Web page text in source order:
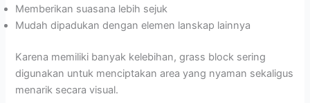
Memberikan suasana lebih sejuk
Mudah dipadukan dengan elemen lanskap lainnya
Karena memiliki banyak kelebihan, grass block sering
digunakan untuk menciptakan area yang nyaman sekaligus
menarik secara visual.